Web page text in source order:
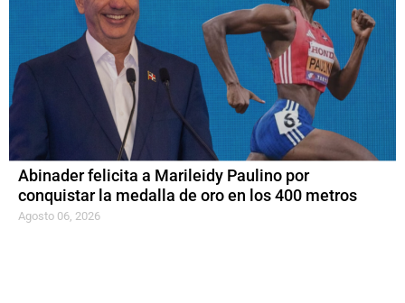
Abinader felicita a Marileidy Paulino por
conquistar la medalla de oro en los 400 metros
Agosto 06, 2026